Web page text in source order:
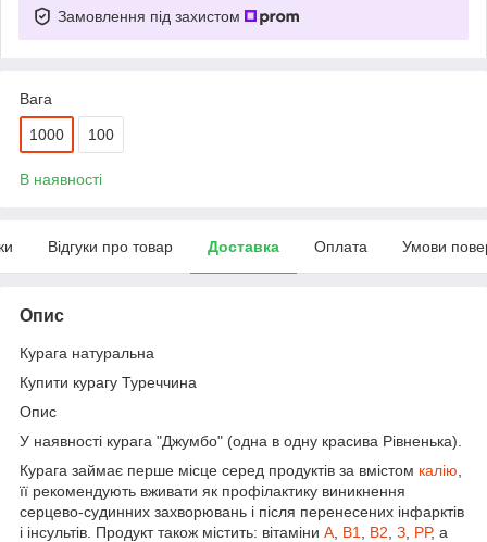
Замовлення під захистом
Вага
1000 100
В наявності
Відгуки про товар Доставка Оплата Умови
Опис
Курага натуральна
Купити курагу Туреччина
Опис
У наявності курага "Джумбо" (одна в одну красива Рівненька).
Курага займає перше місце серед продуктів за вмістом калію
її рекомендують вживати як профілактику виникнення
серцево-судинних захворювань і після перенесених інфарктів
і інсультів. Продукт також містить: вітаміни А В1 В2 З РР, а